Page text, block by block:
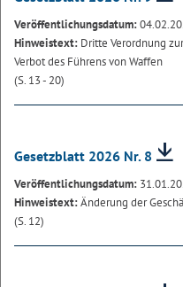
Veröffentlichungsdatum:
Hinweistext: Dritte Verordnung
Verbot des Führens von Waffen
(S. 13 - 20)
Gesetzblatt 2026 Nr. 8
Veröffentlichungsdatum:
Hinweistext:Änderung der
(S. 12)